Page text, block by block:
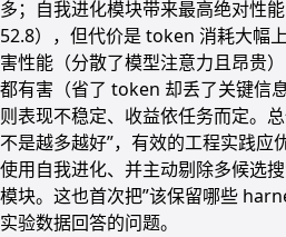
多；自我进化模块带来最高绝对性
52.8），但代价是 token 消耗大幅
害性能（分散了模型注意力且昂贵
都有害（省了 token 却丢了关键
则表现不稳定、收益依任务而定。
不是越多越好”，有效的工程实践应
使用自我进化、并主动剔除多候选
模块。这也首次把”该保留哪些
实验数据回答的问题。